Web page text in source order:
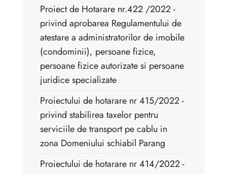
Proiect de Hotarare nr.422 /2022 -
privind aprobarea Regulamentului de
atestare a administratorilor de imobile
(condominii), persoane fizice,
persoane fizice autorizate si persoane
juridice specializate
Proiectului de hotarare nr 415/2022 -
privind stabilirea taxelor pentru
serviciile de transport pe cablu in
zona Domeniului schiabil Parang
Proiectului de hotarare nr 414/2022 -